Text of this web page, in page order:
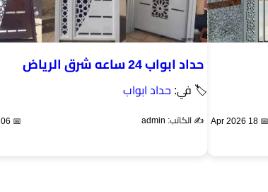
📅 18 Apr 2026
حداد ابواب 24 ساعه شرق الرياض
🏷 في: حداد ابواب
✍️ الكاتب: admin 📅 06 Apr 2026